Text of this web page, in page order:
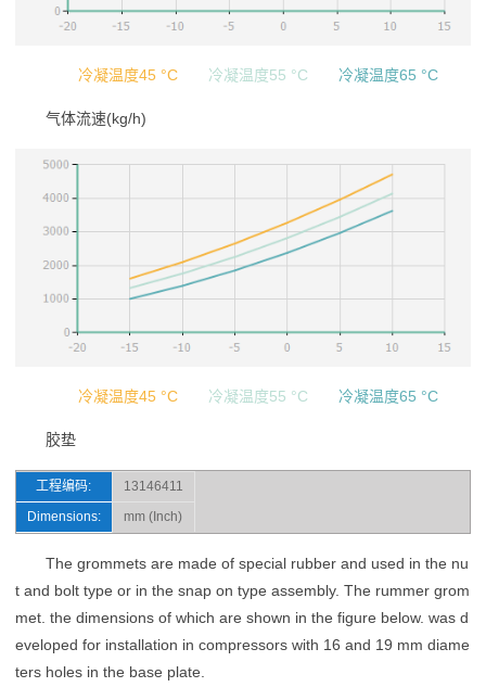
冷凝温度45 °C 冷凝温度55 °C 冷凝温度65 °C
气体流速(kg/h)
冷凝温度45 °C 冷凝温度55 °C 冷凝温度65 °C
胶垫
工程编码:
13146411
Dimensions:
mm (Inch)
The grommets are made of special rubber and used in the nu
t and bolt type or in the snap on type assembly. The rummer grom
met. the dimensions of which are shown in the figure below. was d
eveloped for installation in compressors with 16 and 19 mm diame
ters holes in the base plate.